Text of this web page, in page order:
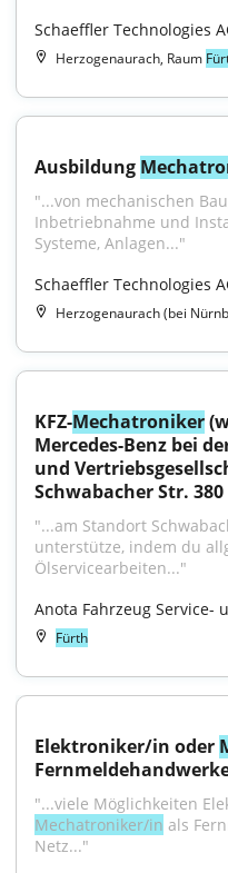
Schaeffler Technologies
Herzogenaurach, Raum
Ausbildung
"...von mechanischen
Inbetriebnahme und
Systeme, Anlagen..."
Schaeffler Technologies
Herzogenaurach (bei
KFZ-Mechatroniker
Mercedes-Benz bei
und
Schwabacher Str. 380
"...am Standort
unterstütze, indem du
Ölservicearbeiten..."
Anota Fahrzeug Service-
Fürth
Elektroniker/in oder
Mechatroniker/in als
Netz..."